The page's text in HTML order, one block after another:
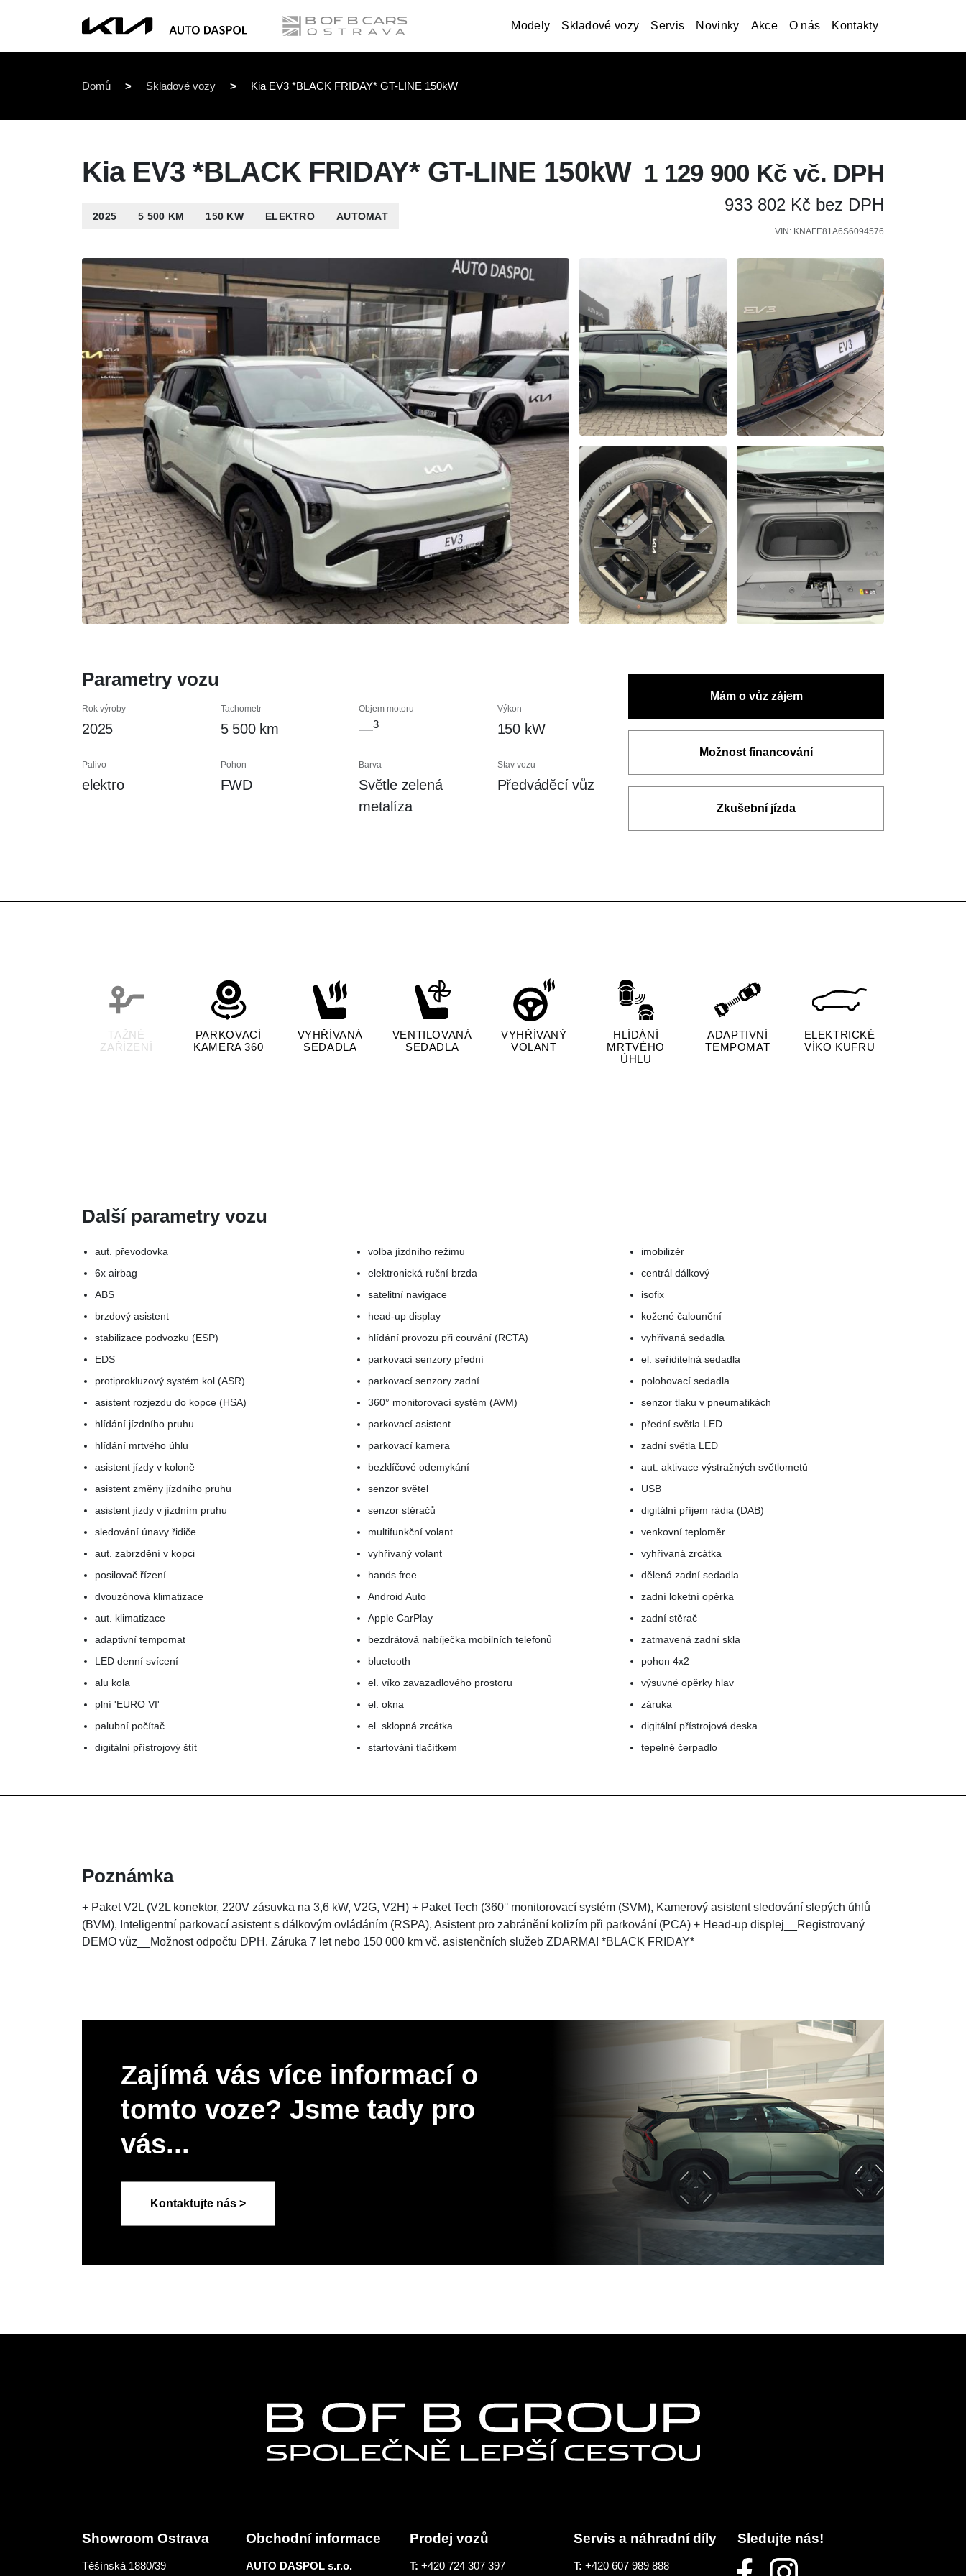
Modely Skladové vozy Servis Novinky Akce O nás Kontakty
Domů > Skladové vozy > Kia EV3 *BLACK FRIDAY* GT-LINE 150kW
Kia EV3 *BLACK FRIDAY* GT-LINE 150kW
2025 5 500 KM 150 KW ELEKTRO AUTOMAT
1 129 900 Kč vč. DPH
933 802 Kč bez DPH
VIN: KNAFE81A6S6094576
Parametry vozu
Rok výroby
2025
Tachometr
5 500 km
Objem motoru
—3
Výkon
150 kW
Palivo
elektro
Pohon
FWD
Barva
Světle zelená
metalíza
Stav vozu
Předváděcí vůz
Mám o vůz zájem
Možnost financování
Zkušební jízda
TAŽNÉ
ZAŘÍZENÍ
PARKOVACÍ
KAMERA 360
VYHŘÍVANÁ
SEDADLA
VENTILOVANÁ
SEDADLA
VYHŘÍVANÝ
VOLANT
HLÍDÁNÍ
MRTVÉHO
ÚHLU
ADAPTIVNÍ
TEMPOMAT
ELEKTRICKÉ
VÍKO KUFRU
Další parametry vozu
aut. převodovka
6x airbag
ABS
brzdový asistent
stabilizace podvozku (ESP)
EDS
protiprokluzový systém kol (ASR)
asistent rozjezdu do kopce (HSA)
hlídání jízdního pruhu
hlídání mrtvého úhlu
asistent jízdy v koloně
asistent změny jízdního pruhu
asistent jízdy v jízdním pruhu
sledování únavy řidiče
aut. zabrzdění v kopci
posilovač řízení
dvouzónová klimatizace
aut. klimatizace
adaptivní tempomat
LED denní svícení
alu kola
plní 'EURO VI'
palubní počítač
digitální přístrojový štít
volba jízdního režimu
elektronická ruční brzda
satelitní navigace
head-up display
hlídání provozu při couvání (RCTA)
parkovací senzory přední
parkovací senzory zadní
360° monitorovací systém (AVM)
parkovací asistent
parkovací kamera
bezklíčové odemykání
senzor světel
senzor stěračů
multifunkční volant
vyhřívaný volant
hands free
Android Auto
Apple CarPlay
bezdrátová nabíječka mobilních telefonů
bluetooth
el. víko zavazadlového prostoru
el. okna
el. sklopná zrcátka
startování tlačítkem
imobilizér
centrál dálkový
isofix
kožené čalounění
vyhřívaná sedadla
el. seřiditelná sedadla
polohovací sedadla
senzor tlaku v pneumatikách
přední světla LED
zadní světla LED
aut. aktivace výstražných světlometů
USB
digitální příjem rádia (DAB)
venkovní teploměr
vyhřívaná zrcátka
dělená zadní sedadla
zadní loketní opěrka
zadní stěrač
zatmavená zadní skla
pohon 4x2
výsuvné opěrky hlav
záruka
digitální přístrojová deska
tepelné čerpadlo
Poznámka
+ Paket V2L (V2L konektor, 220V zásuvka na 3,6 kW, V2G, V2H) + Paket Tech (360° monitorovací systém (SVM), Kamerový asistent sledování slepých úhlů
(BVM), Inteligentní parkovací asistent s dálkovým ovládáním (RSPA), Asistent pro zabránění kolizím při parkování (PCA) + Head-up displej__Registrovaný
DEMO vůz__Možnost odpočtu DPH. Záruka 7 let nebo 150 000 km vč. asistenčních služeb ZDARMA! *BLACK FRIDAY*
Zajímá vás více informací o
tomto voze? Jsme tady pro
vás...
Kontaktujte nás >
Showroom Ostrava
Těšínská 1880/39
Obchodní informace
AUTO DASPOL s.r.o.
Prodej vozů
T: +420 724 307 397
Servis a náhradní díly
T: +420 607 989 888
Sledujte nás!